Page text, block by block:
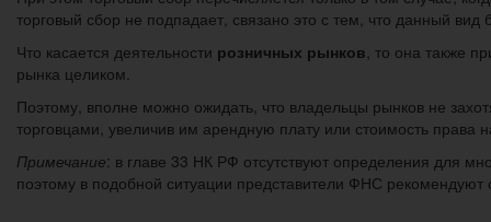
торговый сбор не подпадает, связано это с тем, что данный
Что касается деятельности розничных рынков , то она также
рынка целиком.
Поэтому, вполне можно ожидать, что владельцы рынков не
торговцами, увеличив им арендную плату или стоимость права
Примечание: в главе 33 НК РФ отсутствуют определения для
поэтому в подобной ситуации представители ФНС